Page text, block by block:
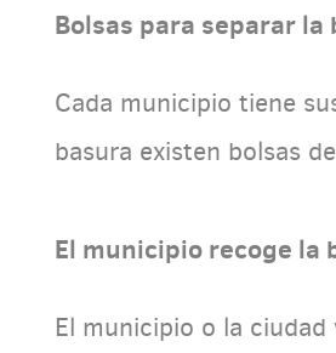
Bolsas para separar la
Cada municipio tiene
basura existen bolsas
El municipio recoge la
El municipio o la